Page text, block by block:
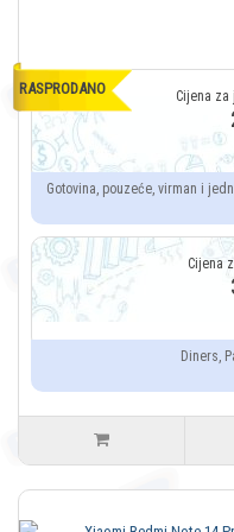
RASPRODANO
Gotovina, pouzeće, virman i
Diners,